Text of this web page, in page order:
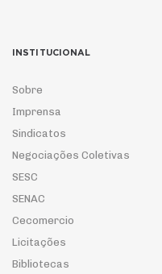
INSTITUCIONAL
Sobre
Imprensa
Sindicatos
Negociações Coletivas
SESC
SENAC
Cecomercio
Licitações
Bibliotecas